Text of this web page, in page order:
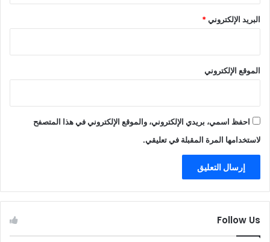
البريد الإلكتروني*
الموقع الإلكتروني
احفظ اسمي، بريدي الإلكتروني، والموقع الإلكتروني في هذا المتصفح
لاستخدامها المرة المقبلة في تعليقي.
Follow Us